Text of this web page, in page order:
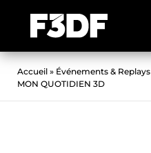
Accueil » Événements & Replays
MON QUOTIDIEN 3D